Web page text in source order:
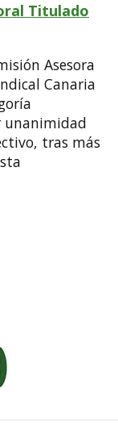
Titulado
Asesora
Canaria
unanimidad
tras más